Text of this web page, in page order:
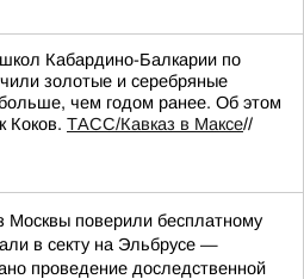
Кабардино-Балкарии по
золотые и серебряные
чем годом ранее. Об этом
Коков. ТАСС/Кавказ в Максе//
Москвы поверили бесплатному
в секту на Эльбрусе —
проведение доследственной